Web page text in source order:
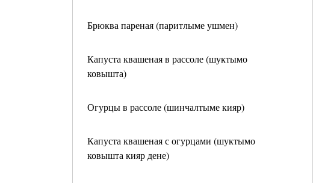
Брюква пареная (паритлыме ушмен)
Капуста квашеная в рассоле (шуктымо
ковышта)
Огурцы в рассоле (шинчалтыме кияр)
Капуста квашеная с огурцами (шуктымо
ковышта кияр дене)